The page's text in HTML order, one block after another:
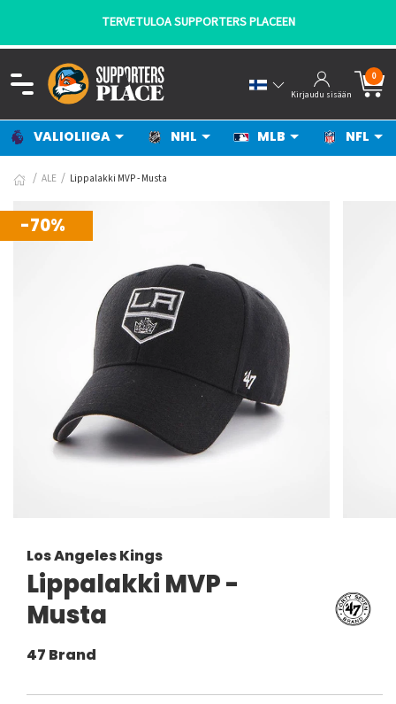
TERVETULOA SUPPORTERS PLACEEN
Kirjaudu sisään
0
VALIOLIIGA NHL MLB NFL
ALE Lippalakki MVP - Musta
-70%
Los Angeles Kings
Lippalakki MVP -
Musta
47 Brand